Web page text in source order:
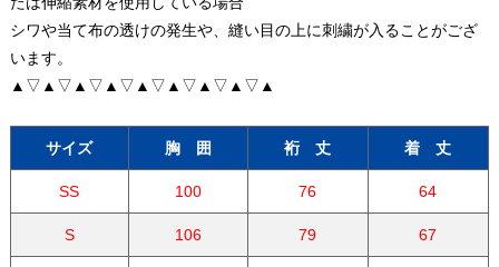
シワや当て布の透けの発生や、縫い目の上に刺繍が入ることがござ
います。
▲▽▲▽▲▽▲▽▲▽▲▽▲▽▲▽▲
サイズ 胸 囲 裄 丈 着 丈
SS 100 76 64
S 106 79 67